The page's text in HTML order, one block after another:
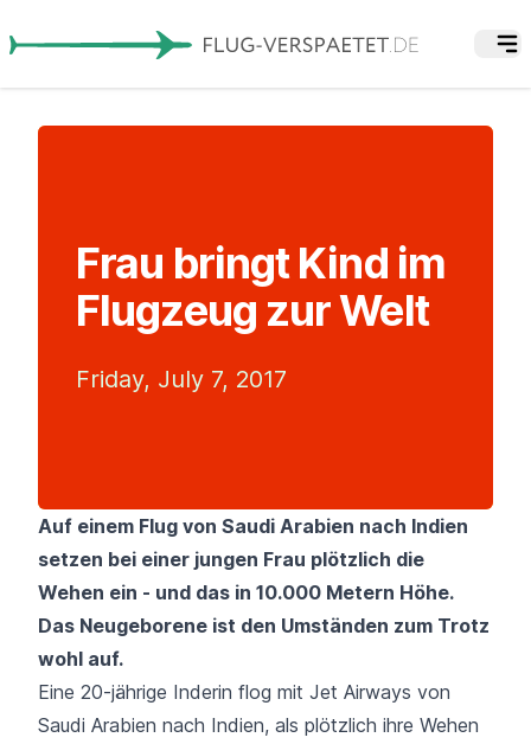
Frau bringt Kind im
Flugzeug zur Welt
Friday, July 7, 2017
Auf einem Flug von Saudi Arabien nach Indien
setzen bei einer jungen Frau plötzlich die
Wehen ein - und das in 10.000 Metern Höhe.
Das Neugeborene ist den Umständen zum Trotz
wohl auf.
Eine 20-jährige Inderin flog mit Jet Airways von
Saudi Arabien nach Indien, als plötzlich ihre Wehen